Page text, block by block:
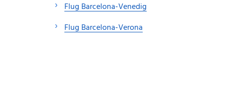
Flug Barcelona-Venedig
Flug Barcelona-Verona